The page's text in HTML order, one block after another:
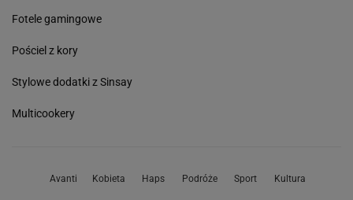
Fotele gamingowe
Pościel z kory
Stylowe dodatki z Sinsay
Multicookery
Avanti Kobieta Haps Podróże Sport Kultura